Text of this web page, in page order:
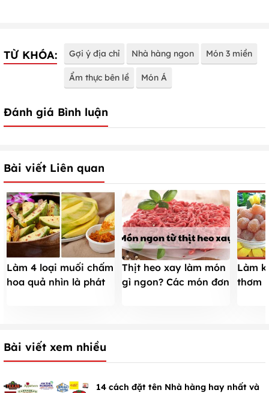
TỪ KHÓA: Gợi ý địa chỉ Nhà hàng ngon Món 3 miền
Ẩm thực bên lề Món Á
Đánh giá Bình luận
Bài viết Liên quan
Làm 4 loại muối chấm
hoa quả nhìn là phát
Thịt heo xay làm món
gì ngon? Các món đơn
Làm
thơm
Bài viết xem nhiều
14 cách đặt tên Nhà hàng hay nhất và